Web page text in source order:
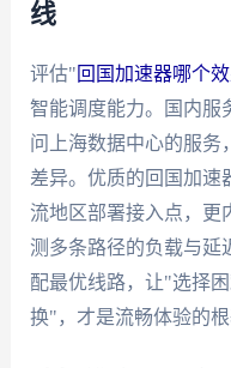
线
评估"回国加速器哪个
智能调度能力。国内服
问上海数据中心的服务
差异。优质的回国加速
流地区部署接入点，更
测多条路径的负载与延
配最优线路，让"选择
换"，才是流畅体验的根